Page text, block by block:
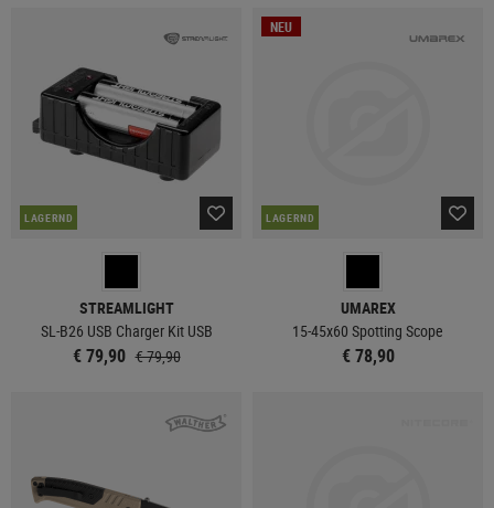
LAGERND
STREAMLIGHT
SL-B26 USB Charger Kit USB
€ 79,90 € 79,90
NEU
LAGERND
UMAREX
15-45x60 Spotting Scope
€ 78,90